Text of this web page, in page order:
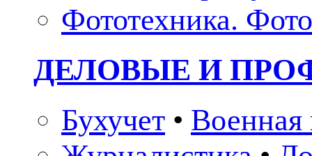
Фототехника.
ДЕЛОВЫЕ И
Бухучет • Военная